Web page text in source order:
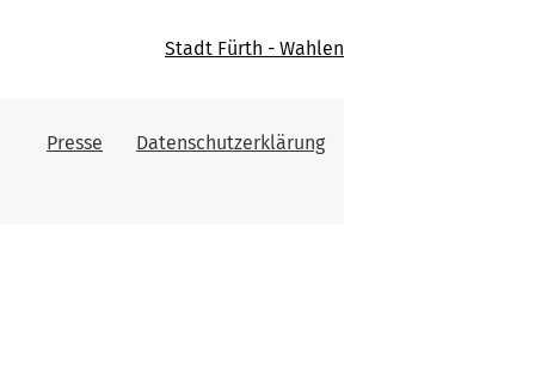
Stadt Fürth - Wahlen
Presse Datenschutzerklärung